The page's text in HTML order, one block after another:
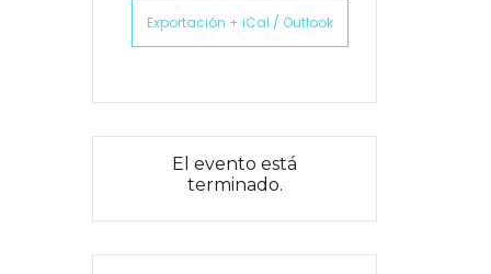
Exportación + iCal / Outlook
El evento está
terminado.